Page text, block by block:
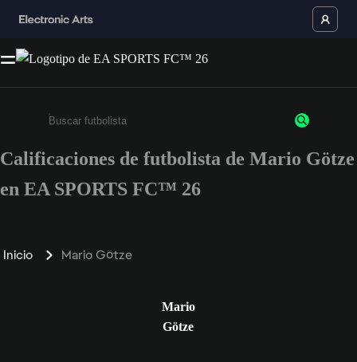
Ingresa un mínimo de 3 caracteres o números
Calificaciones de futbolista de Mario Götze
en EA SPORTS FC™ 26
Inicio Mario Götze
Mario
Götze